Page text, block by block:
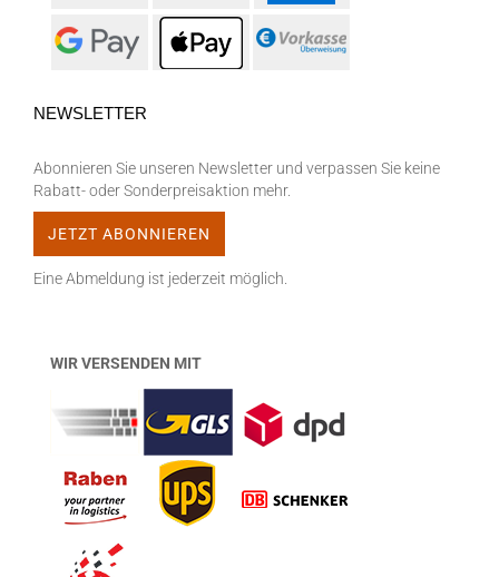
NEWSLETTER
Abonnieren Sie unseren Newsletter und verpassen Sie keine
Rabatt- oder Sonderpreisaktion mehr.
Eine Abmeldung ist jederzeit möglich.
WIR VERSENDEN MIT